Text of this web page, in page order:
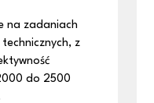
na zadaniach
z
do 2500